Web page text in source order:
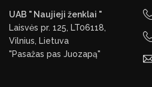
UAB " Naujieji ženklai "
Laisvės pr. 125, LT06118,
Vilnius, Lietuva
"Pasažas pas Juozapą"